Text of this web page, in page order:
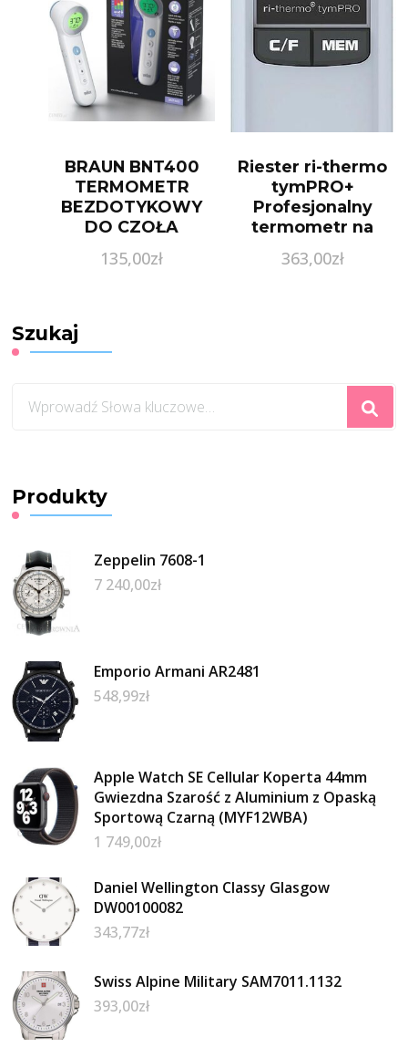
BRAUN BNT400
TERMOMETR
BEZDOTYKOWY
DO CZOŁA
135,00zł
Riester ri-thermo
tymPRO+
Profesjonalny
termometr na
ucha
363,00zł
Szukaj
czegoś?
Produkty
Zeppelin 7608-1
7 240,00zł
Emporio Armani AR2481
548,99zł
Apple Watch SE Cellular Koperta 44mm
Gwiezdna Szarość z Aluminium z Opaską
Sportową Czarną (MYF12WBA)
1 749,00zł
Daniel Wellington Classy Glasgow
DW00100082
343,77zł
Swiss Alpine Military SAM7011.1132
393,00zł